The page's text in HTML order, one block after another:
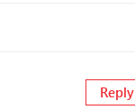
Reply